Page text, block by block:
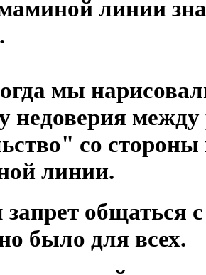
линии
мы
недоверия
со
линии.
общаться
было для всех.